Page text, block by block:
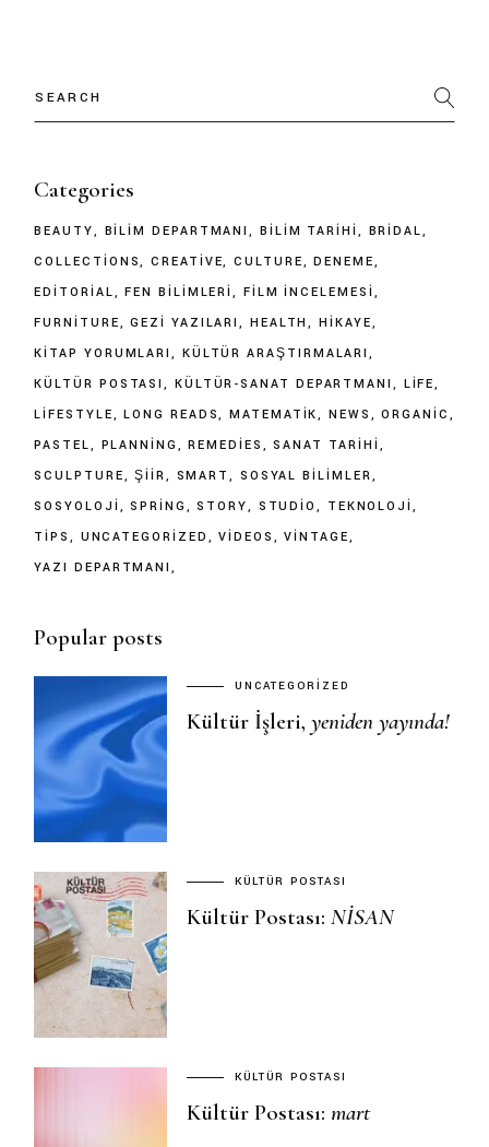
Categories
BEAUTY BILIM DEPARTMANI BILIM TARIHI
BRIDAL
COLLECTIONS
CREATIVE CULTURE
DENEME
EDITORIAL
FEN BILIMLERI
FILM İNCELEMESI
FURNITURE
GEZI YAZILARI HEALTH
HIKAYE
KITAP YORUMLARI
KÜLTÜR ARAŞTIRMALARI
KÜLTÜR POSTASI
KÜLTÜR-SANAT DEPARTMANI
LIFE
LIFESTYLE
LONG READS MATEMATIK NEWS
ORGANIC
PASTEL
PLANNING REMEDIES
SANAT TARIHI
SCULPTURE
ŞIIR SMART
SOSYAL BILIMLER
SOSYOLOJI
SPRING STORY STUDIO
TEKNOLOJI
TIPS
UNCATEGORIZED VIDEOS
VINTAGE
YAZI DEPARTMANI
Popular posts
UNCATEGORIZED
Kültür İşleri,yeniden yayında!
KÜLTÜR POSTASI
Kültür Postası:NISAN
KÜLTÜR POSTASI
Kültür Postası:mart